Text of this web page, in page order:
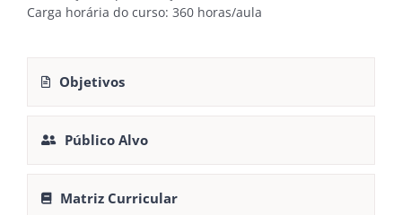
Carga horária do curso: 360 horas/aula
Objetivos
Público Alvo
Matriz Curricular